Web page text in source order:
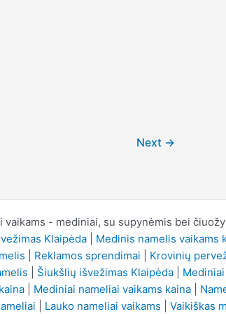
Next →
- mediniai, su supynėmis bei
Klaipėda| Medinis namelis vaikams
Reklamos sprendimai Krovinių
Šiukšlių išvežimas Klaipėda|
Mediniai nameliai vaikams kaina
Lauko nameliai vaikams Vaikiškas